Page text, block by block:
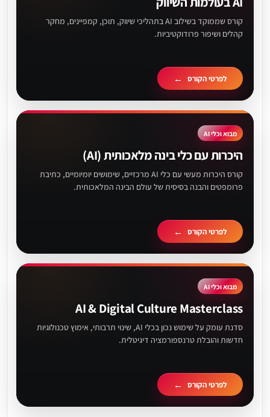
קורס שממוקד בשילוב AI בתהליכי שיווק, תוכן, קמפיינים, מחקר
קהלים ושיפור פרודוקטיביות.
לפרטי הקורס
מבוא וכלי AI
היכרות עם כלי בינה מלאכותית (AI)
קורס היכרות מעשי עם כלי AI מרכזיים, שימושים יומיומיים, כתיבת
פרומפטים והבנה בסיסית של עולם הבינה המלאכותית.
לפרטי הקורס
מבוא וכלי AI
AI & Digital Culture Masterclass
סדנת עומק על שימוש נכון בכלי AI, שינוי תרבותי, אימוץ טכנולוגיות
חדשות והובלת טרנספורמציה דיגיטלית.
לפרטי הקורס